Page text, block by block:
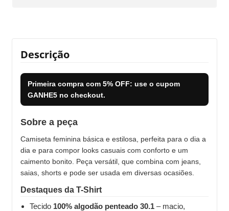
Descrição
Primeira compra com 5% OFF: use o cupom
GANHE5 no checkout.
Sobre a peça
Camiseta feminina básica e estilosa, perfeita para o dia a
dia e para compor looks casuais com conforto e um
caimento bonito. Peça versátil, que combina com jeans,
saias, shorts e pode ser usada em diversas ocasiões.
Destaques da T-Shirt
Tecido 100% algodão penteado 30.1 – macio,